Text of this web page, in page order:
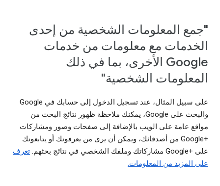
"جمع المعلومات الشخصية من إحدى
الخدمات مع معلومات من خدمات
Google الأخرى، بما في ذلك
المعلومات الشخصية"
على سبيل المثال، عند تسجيل الدخول إلى حسابك في Google
والبحث على Google، يمكنك ملاحظة ظهور نتائج البحث من
مواقع عامة على الويب بالإضافة إلى صفحات وصور ومشاركات
Google+‎ من أصدقائك، ويمكن أن يرى من يعرفونك أو يتابعونك
على Google+‎ مشاركاتك وملفك الشخصي في نتائج بحثهم.
تعرف
على المزيد من المعلومات.